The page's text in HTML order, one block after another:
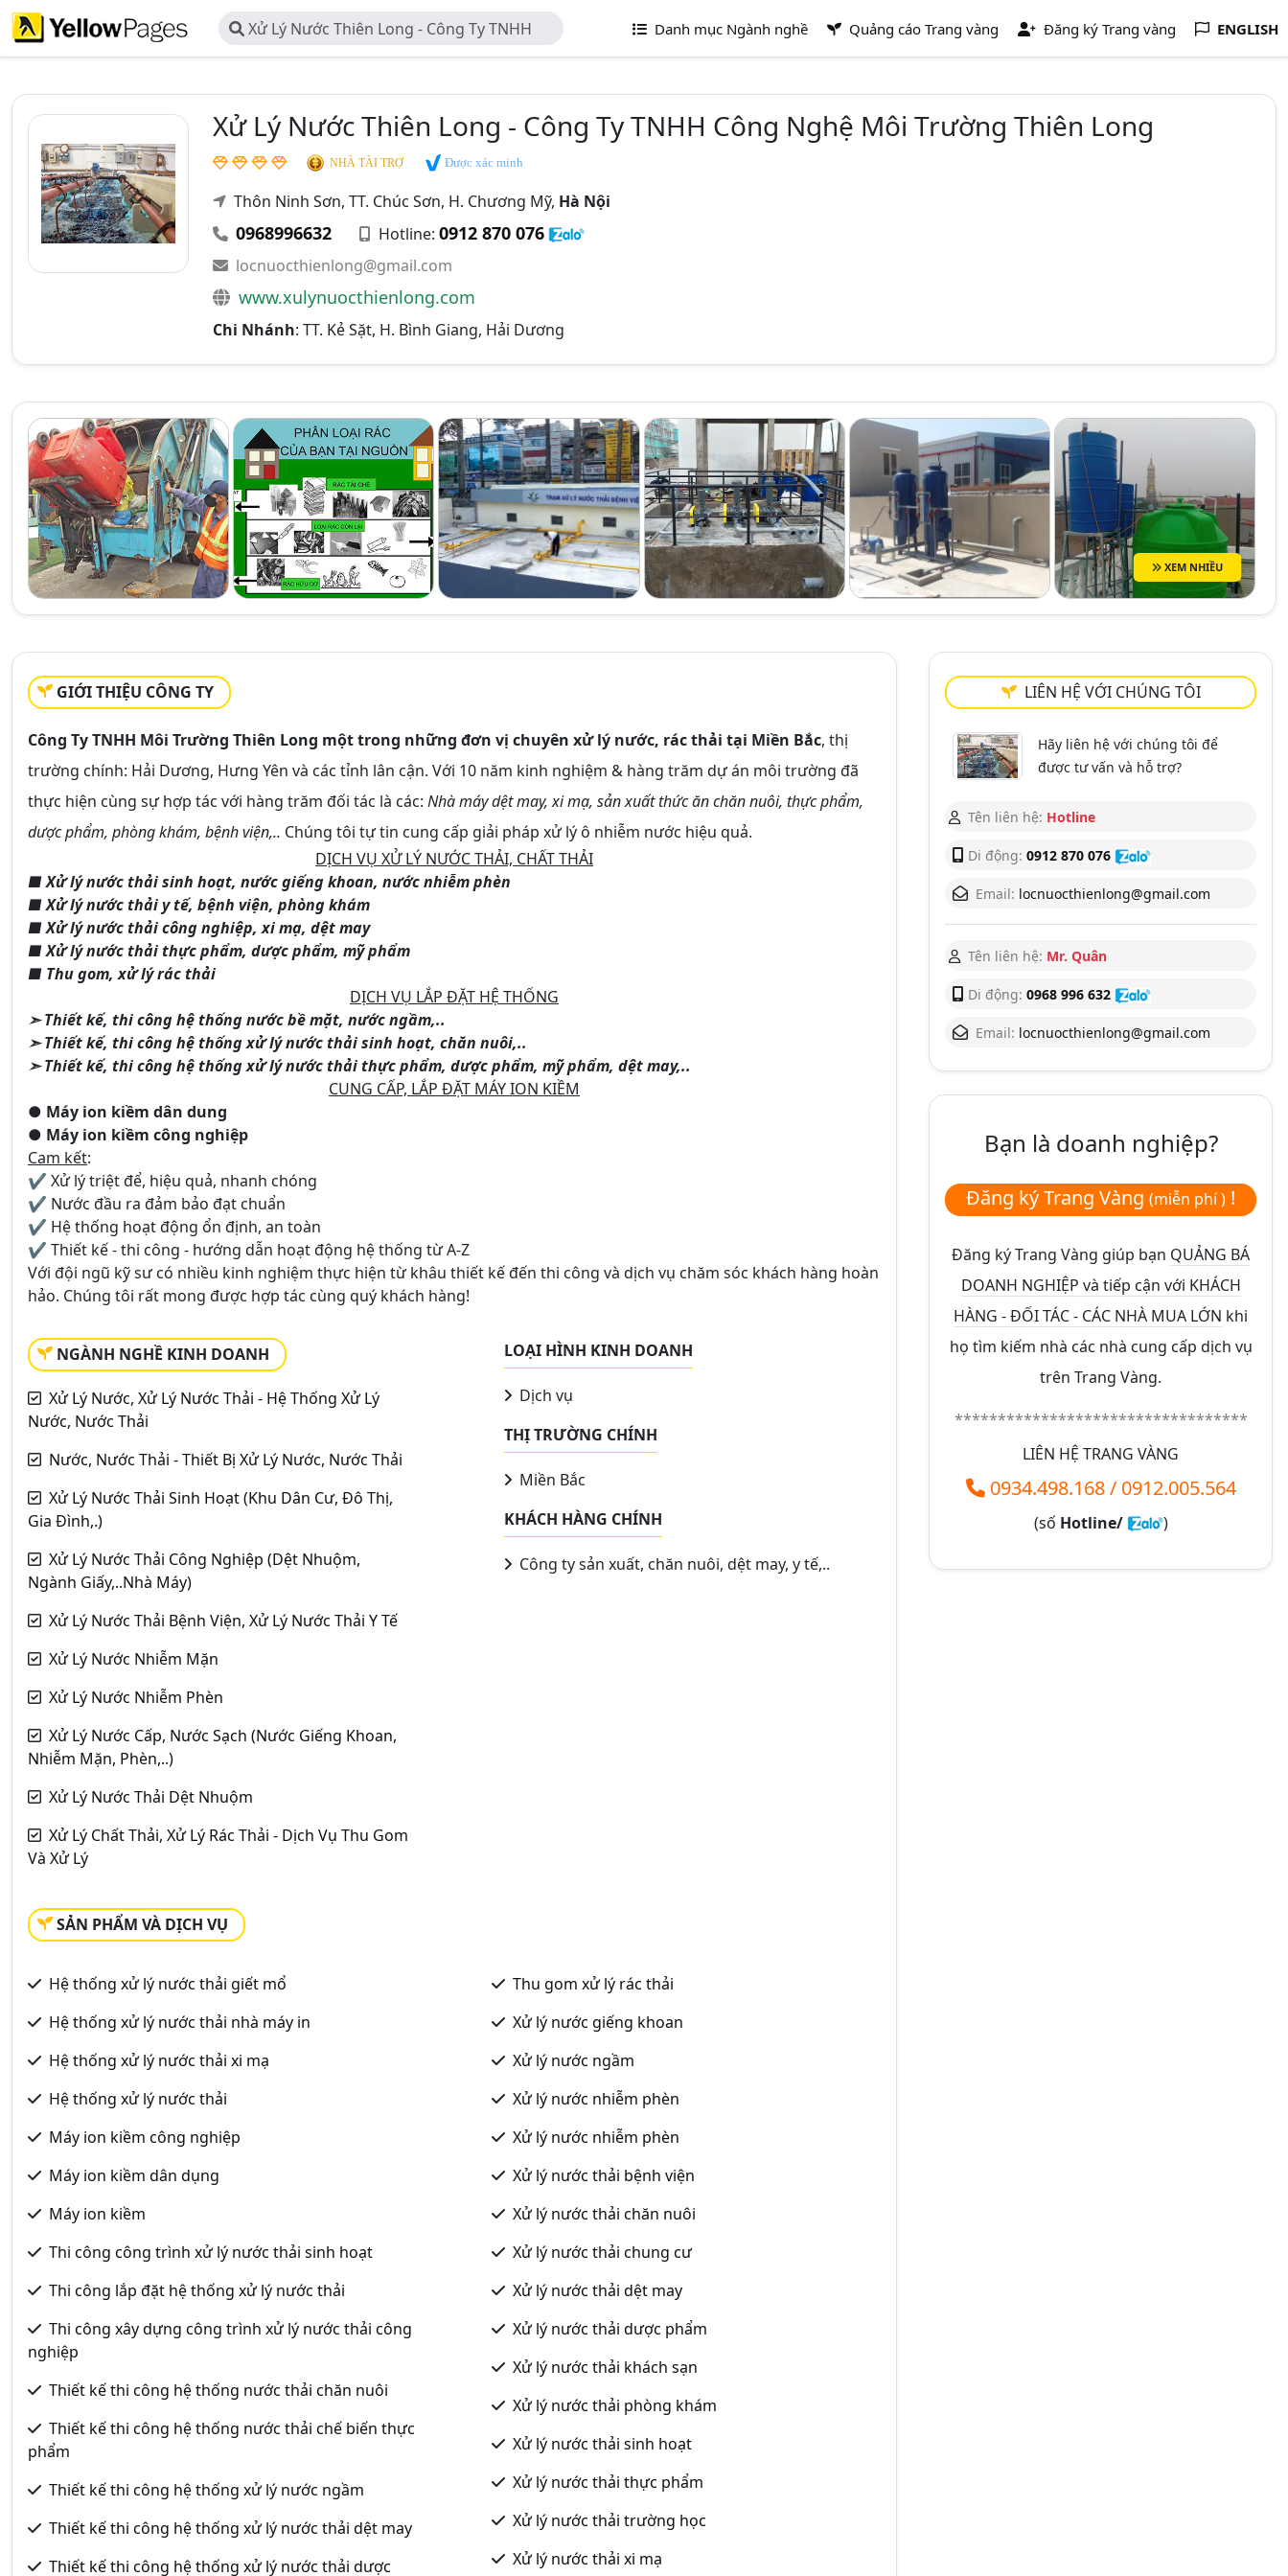
Xử Lý Nước Thiên Long - Công Ty TNHH
Công Nghệ Môi Trường Thiên Long
Danh mục Ngành nghề Quảng cáo Trang vàng Đăng ký Trang vàng ENGLISH
Xử Lý Nước Thiên Long - Công Ty TNHH Công Nghệ Môi Trường Thiên Long
NHÀ TÀI TRỢ Được xác minh
Thôn Ninh Sơn, TT. Chúc Sơn, H. Chương Mỹ, Hà Nội
0968996632 Hotline: 0912 870 076
locnuocthienlong@gmail.com
www.xulynuocthienlong.com
Chi Nhánh: TT. Kẻ Sặt, H. Bình Giang, Hải Dương
XEM NHIỀU
GIỚI THIỆU CÔNG TY
Công Ty TNHH Môi Trường Thiên Long một trong những đơn vị chuyên xử lý nước, rác thải tại Miền Bắc, thị
trường chính: Hải Dương, Hưng Yên và các tỉnh lân cận. Với 10 năm kinh nghiệm & hàng trăm dự án môi trường đã
thực hiện cùng sự hợp tác với hàng trăm đối tác là các: Nhà máy dệt may, xi mạ, sản xuất thức ăn chăn nuôi, thực phẩm,
dược phẩm, phòng khám, bệnh viện,.. Chúng tôi tự tin cung cấp giải pháp xử lý ô nhiễm nước hiệu quả.
DỊCH VỤ XỬ LÝ NƯỚC THẢI, CHẤT THẢI
■ Xử lý nước thải sinh hoạt, nước giếng khoan, nước nhiễm phèn
■ Xử lý nước thải y tế, bệnh viện, phòng khám
■ Xử lý nước thải công nghiệp, xi mạ, dệt may
■ Xử lý nước thải thực phẩm, dược phẩm, mỹ phẩm
■ Thu gom, xử lý rác thải
DỊCH VỤ LẮP ĐẶT HỆ THỐNG
➣ Thiết kế, thi công hệ thống nước bề mặt, nước ngầm,..
➣ Thiết kế, thi công hệ thống xử lý nước thải sinh hoạt, chăn nuôi,..
➣ Thiết kế, thi công hệ thống xử lý nước thải thực phẩm, dược phẩm, mỹ phẩm, dệt may,..
CUNG CẤP, LẮP ĐẶT MÁY ION KIỀM
● Máy ion kiềm dân dung
● Máy ion kiềm công nghiệp
Cam kết:
✔ Xử lý triệt để, hiệu quả, nhanh chóng
✔ Nước đầu ra đảm bảo đạt chuẩn
✔ Hệ thống hoạt động ổn định, an toàn
✔ Thiết kế - thi công - hướng dẫn hoạt động hệ thống từ A-Z
Với đội ngũ kỹ sư có nhiều kinh nghiệm thực hiện từ khâu thiết kế đến thi công và dịch vụ chăm sóc khách hàng hoàn
hảo. Chúng tôi rất mong được hợp tác cùng quý khách hàng!
NGÀNH NGHỀ KINH DOANH
Xử Lý Nước, Xử Lý Nước Thải - Hệ Thống Xử Lý
Nước, Nước Thải
Nước, Nước Thải - Thiết Bị Xử Lý Nước, Nước Thải
Xử Lý Nước Thải Sinh Hoạt (Khu Dân Cư, Đô Thị,
Gia Đình,.)
Xử Lý Nước Thải Công Nghiệp (Dệt Nhuộm,
Ngành Giấy,..Nhà Máy)
Xử Lý Nước Thải Bệnh Viện, Xử Lý Nước Thải Y Tế
Xử Lý Nước Nhiễm Mặn
Xử Lý Nước Nhiễm Phèn
Xử Lý Nước Cấp, Nước Sạch (Nước Giếng Khoan,
Nhiễm Mặn, Phèn,..)
Xử Lý Nước Thải Dệt Nhuộm
Xử Lý Chất Thải, Xử Lý Rác Thải - Dịch Vụ Thu Gom
Và Xử Lý
LOẠI HÌNH KINH DOANH
Dịch vụ
THỊ TRƯỜNG CHÍNH
Miền Bắc
KHÁCH HÀNG CHÍNH
Công ty sản xuất, chăn nuôi, dệt may, y tế,..
SẢN PHẨM VÀ DỊCH VỤ
Hệ thống xử lý nước thải giết mổ
Hệ thống xử lý nước thải nhà máy in
Hệ thống xử lý nước thải xi mạ
Hệ thống xử lý nước thải
Máy ion kiềm công nghiệp
Máy ion kiềm dân dụng
Máy ion kiềm
Thi công công trình xử lý nước thải sinh hoạt
Thi công lắp đặt hệ thống xử lý nước thải
Thi công xây dựng công trình xử lý nước thải công
nghiệp
Thiết kế thi công hệ thống nước thải chăn nuôi
Thiết kế thi công hệ thống nước thải chế biến thực
phẩm
Thiết kế thi công hệ thống xử lý nước ngầm
Thiết kế thi công hệ thống xử lý nước thải dệt may
Thiết kế thi công hệ thống xử lý nước thải dược
Thu gom xử lý rác thải
Xử lý nước giếng khoan
Xử lý nước ngầm
Xử lý nước nhiễm phèn
Xử lý nước nhiễm phèn
Xử lý nước thải bệnh viện
Xử lý nước thải chăn nuôi
Xử lý nước thải chung cư
Xử lý nước thải dệt may
Xử lý nước thải dược phẩm
Xử lý nước thải khách sạn
Xử lý nước thải phòng khám
Xử lý nước thải sinh hoạt
Xử lý nước thải thực phẩm
Xử lý nước thải trường học
Xử lý nước thải xi mạ
LIÊN HỆ VỚI CHÚNG TÔI
Hãy liên hệ với chúng tôi để
được tư vấn và hỗ trợ?
Tên liên hệ: Hotline
Di động: 0912 870 076
Email: locnuocthienlong@gmail.com
Tên liên hệ: Mr. Quân
Di động: 0968 996 632
Email: locnuocthienlong@gmail.com
Bạn là doanh nghiệp?
Đăng ký Trang Vàng (miễn phí ) !
Đăng ký Trang Vàng giúp bạn QUẢNG BÁ
DOANH NGHIỆP và tiếp cận với KHÁCH
HÀNG - ĐỐI TÁC - CÁC NHÀ MUA LỚN khi
họ tìm kiếm nhà các nhà cung cấp dịch vụ
trên Trang Vàng.
**********************************
LIÊN HỆ TRANG VÀNG
0934.498.168/ 0912.005.564
(số Hotline/ )